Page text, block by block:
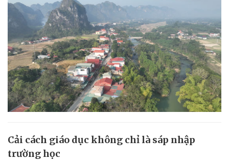
Cải cách giáo dục không chỉ là sáp nhập
trường học